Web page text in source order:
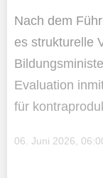
Nach dem
es strukturelle
Evaluation
für
06. Juni 2026,